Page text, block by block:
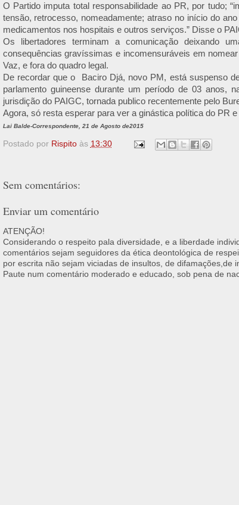
O Partido imputa total responsabilidade ao PR, por tudo;
tensão, retrocesso, nomeadamente; atraso no início do
medicamentos nos hospitais e outros serviços.” Disse o
Os libertadores terminam a comunicação deixando
consequências gravíssimas e incomensuráveis em
Vaz, e fora do quadro legal.
De recordar que o Baciro Djá, novo PM, está suspenso
parlamento guineense durante um período de 03 anos,
jurisdição do PAIGC, tornada publico recentemente pelo
Agora, só resta esperar para ver a ginástica política do PR
Lai Balde-Correspondente, 21 de Agosto de2015
Postado por Rispito às 13:30
Sem comentários:
Enviar um comentário
ATENÇÃO!
Considerando o respeito pala diversidade, e a liberdade
comentários sejam seguidores da ética deontológica de
por escrita não sejam viciadas de insultos, de difamações,de
Paute num comentário moderado e educado, sob pena de